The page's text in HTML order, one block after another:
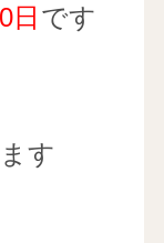
日 です
す